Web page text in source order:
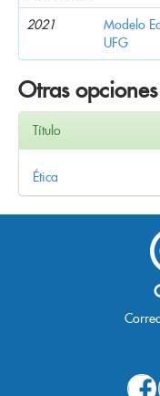
2021
Modelo
UFG
Otras
Título
Ética